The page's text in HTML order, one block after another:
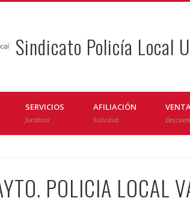
Sindicato Policía Local
SERVICIOS
Jurídicos
AFILIACIÓN
Solicitud
POLICIA LOCAL